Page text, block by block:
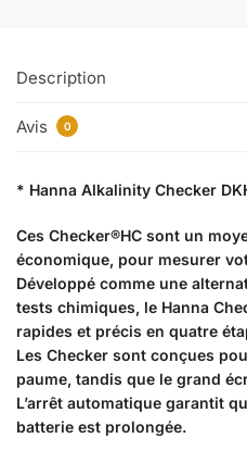
Description
Avis 0
* Hanna Alkalinity Checker
Ces Checker®HC sont un
économique, pour mesurer
Développé comme une
tests chimiques, le Hanna
rapides et précis en quatre
Les Checker sont conçues
paume, tandis que le grand
L’arrêt automatique garantit
batterie est prolongée.